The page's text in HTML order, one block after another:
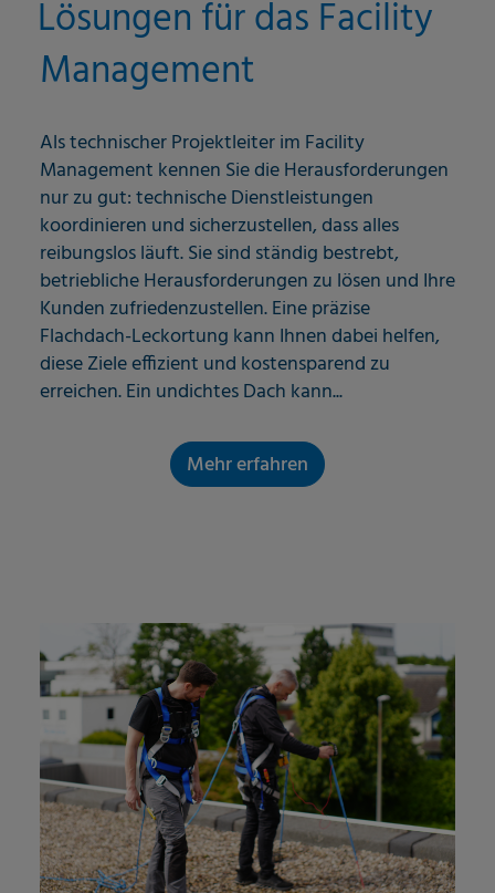
Lösungen für das Facility
Management
Als technischer Projektleiter im Facility
Management kennen Sie die Herausforderungen
nur zu gut: technische Dienstleistungen
koordinieren und sicherzustellen, dass alles
reibungslos läuft. Sie sind ständig bestrebt,
betriebliche Herausforderungen zu lösen und Ihre
Kunden zufriedenzustellen. Eine präzise
Flachdach-Leckortung kann Ihnen dabei helfen,
diese Ziele effizient und kostensparend zu
erreichen. Ein undichtes Dach kann...
Mehr erfahren